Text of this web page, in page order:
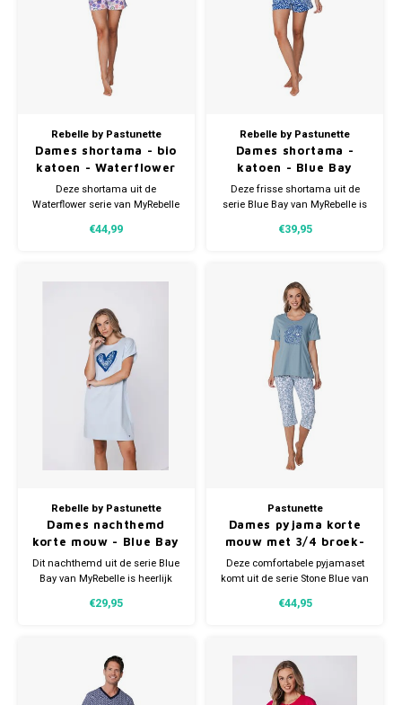
Rebelle by Pastunette
Dames shortama - bio
katoen - Waterflower
Deze shortama uit de
Waterflower serie van MyRebelle
Fris, vrouwelijk en heerlijk
€44,99
Rebelle by Pastunette
Dames shortama -
katoen - Blue Bay
Deze frisse shortama uit de
serie Blue Bay van MyRebelle is
relaxte ochtenden. De
broek in een speelse blauw-witte
look.
€39,95
Rebelle by Pastunette
Dames nachthemd
korte mouw - Blue Bay
Dit nachthemd uit de serie Blue
Bay van MyRebelle is heerlijk
zachte, uni blauwtint vormt de
hart met animal print
€29,95
Pastunette
Dames pyjama korte
mouw met 3/4 broek-
Stone Blue
Deze comfortabele pyjamaset
komt uit de serie Stone Blue van
bestaat uit een top en een
€44,95